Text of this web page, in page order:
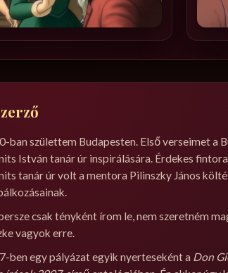
ban születtem Budapesten. Első verseimet a
István tanár úr inspirálására. Érdekes
tanár úr volt a mentora Pilinszky János
csak tényként írom le, nem szeretném
vagyok erre.
ben egy pályázat egyik nyerteseként a Don